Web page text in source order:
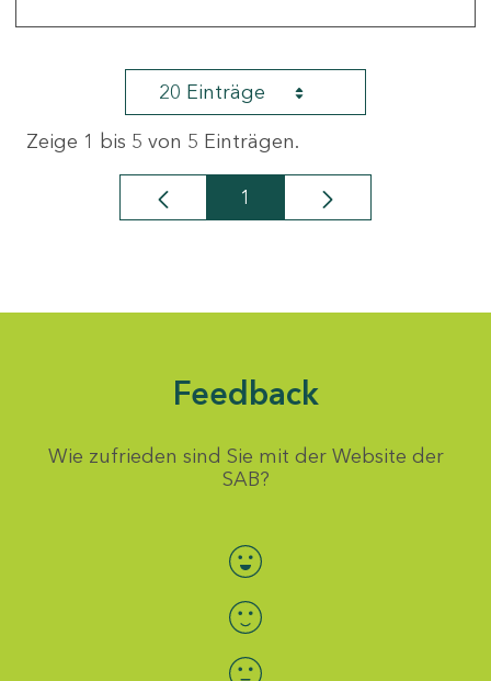
20 Einträge
Zeige 1 bis 5 von 5 Einträgen.
Seite
1
Feedback
Wie zufrieden sind Sie mit der Website der
SAB?
Bewertung auswählen